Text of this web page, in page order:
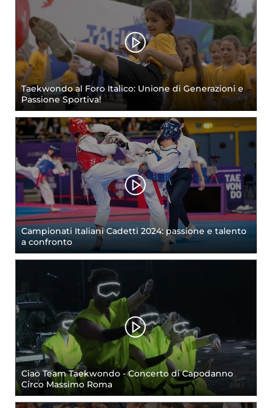
Taekwondo al Foro Italico: Unione di Generazioni e
Passione Sportiva!
Campionati Italiani Cadetti 2024: passione e talento
a confronto
Ciao Team Taekwondo - Concerto di Capodanno
Circo Massimo Roma